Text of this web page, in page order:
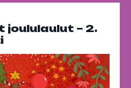
joululaulut – 2.